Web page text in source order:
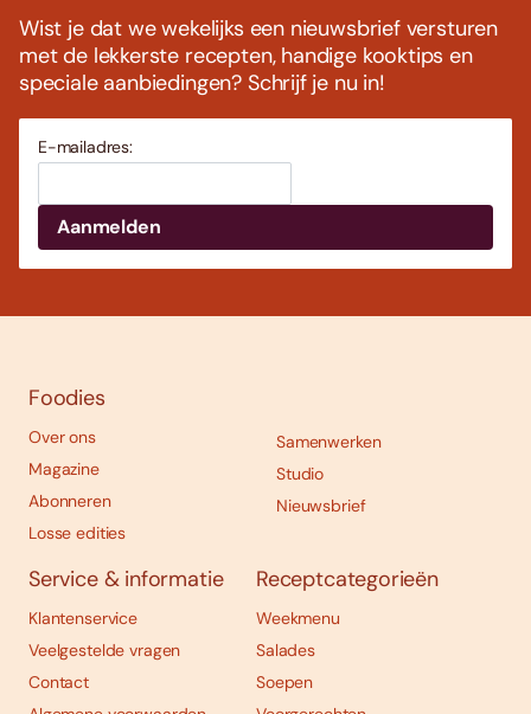
Wist je dat we wekelijks een nieuwsbrief versturen
met de lekkerste recepten, handige kooktips en
speciale aanbiedingen? Schrijf je nu in!
E-mailadres:
Foodies
Over ons
Magazine
Abonneren
Losse edities
Samenwerken
Studio
Nieuwsbrief
Service & informatie
Klantenservice
Veelgestelde vragen
Contact
Receptcategorieën
Weekmenu
Salades
Soepen